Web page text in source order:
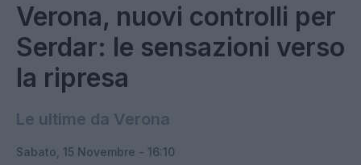
Verona, nuovi controlli per
Serdar: le sensazioni verso
la ripresa
Le ultime da Verona
Sabato, 15 Novembre - 16:10